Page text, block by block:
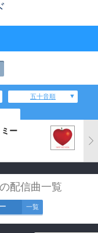
五十音順
ー
配信曲一覧
一覧